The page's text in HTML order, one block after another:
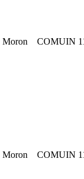
Moron COMUIN
Moron COMUIN